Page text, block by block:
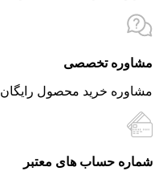
مشاوره تخصصی
مشاوره خرید محصول رایگان
شماره حساب های معتبر